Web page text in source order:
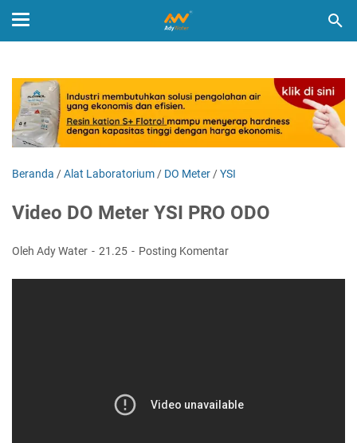
Beranda /Alat Laboratorium / DO Meter /YSI
Video DO Meter YSI PRO ODO
Oleh Ady Water 21.25 Posting Komentar